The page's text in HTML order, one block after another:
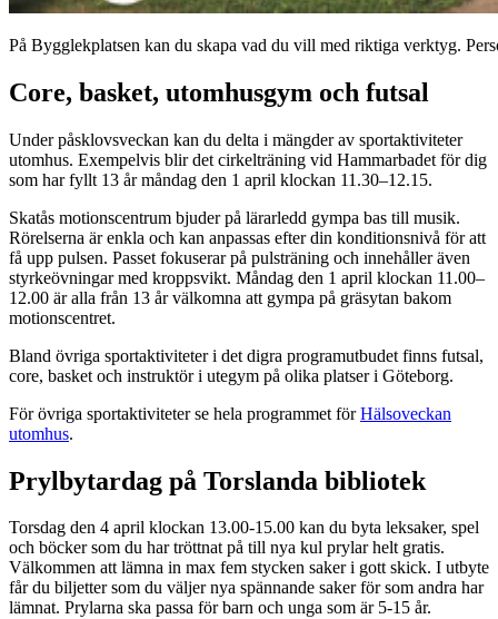
På Bygglekplatsen kan du skapa vad du vill med riktiga verktyg.
Core, basket, utomhusgym och futsal
Under påsklovsveckan kan du delta i mängder av sportaktiviteter
utomhus. Exempelvis blir det cirkelträning vid Hammarbadet för dig
som har fyllt 13 år måndag den 1 april klockan 11.30–12.15.
Skatås motionscentrum bjuder på lärarledd gympa bas till musik.
Rörelserna är enkla och kan anpassas efter din konditionsnivå för att
få upp pulsen. Passet fokuserar på pulsträning och innehåller även
styrkeövningar med kroppsvikt. Måndag den 1 april klockan 11.00–
12.00 är alla från 13 år välkomna att gympa på gräsytan bakom
motionscentret.
Bland övriga sportaktiviteter i det digra programutbudet finns futsal,
core, basket och instruktör i utegym på olika platser i Göteborg.
För övriga sportaktiviteter se hela programmet förHälsoveckan
utomhus.
Prylbytardag på Torslanda bibliotek
Torsdag den 4 april klockan 13.00-15.00 kan du byta leksaker, spel
och böcker som du har tröttnat på till nya kul prylar helt gratis.
Välkommen att lämna in max fem stycken saker i gott skick. I utbyte
får du biljetter som du väljer nya spännande saker för som andra har
lämnat. Prylarna ska passa för barn och unga som är 5-15 år.